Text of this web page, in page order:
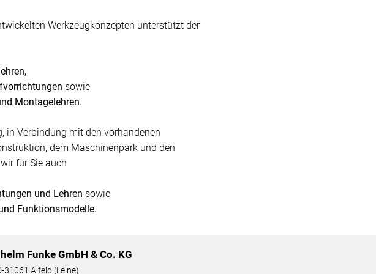
Werkzeugkonzepten unterstützt der
sowie
Montagelehren.
in Verbindung mit den vorhandenen
dem Maschinenpark und den
für Sie auch
und Lehren sowie
Funktionsmodelle.
Funke GmbH & Co. KG
31061 Alfeld (Leine)